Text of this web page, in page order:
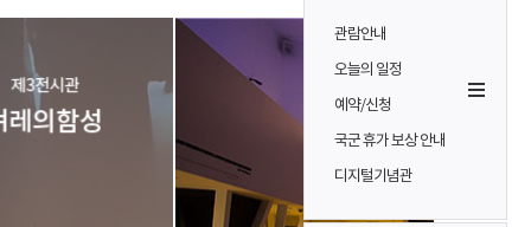
관람안내
오늘의 일정
예약/신청
국군 휴가 보상 안내
디지털기념관